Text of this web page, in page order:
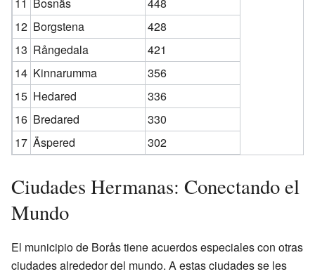
12 Borgstena
428
13 Rångedala
421
14 Kinnarumma
356
15 Hedared
336
16 Bredared
330
17 Äspered 302
Ciudades Hermanas: Conectando el
Mundo
El municipio de Borås tiene acuerdos especiales con otras
ciudades alrededor del mundo. A estas ciudades se les